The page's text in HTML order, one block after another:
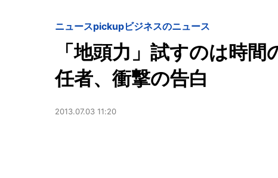
ニュースpickupビジネスのニュース
「地頭力」試すのは時
任者、衝撃の告白
2013.07.03 11:20